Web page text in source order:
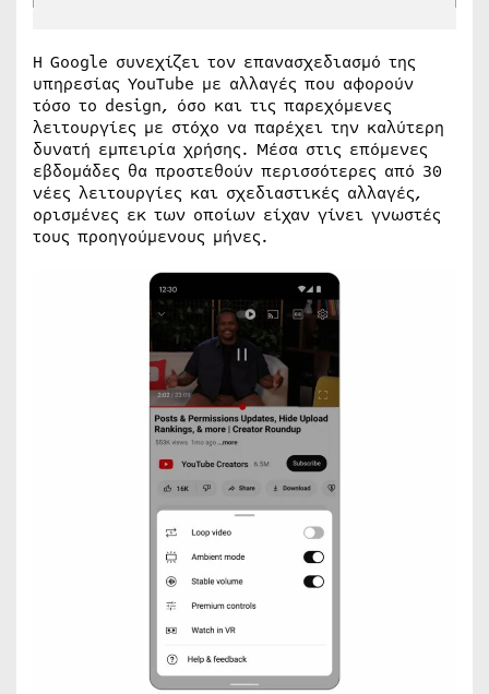
Η Google συνεχίζει τον επανασχεδιασμό της
υπηρεσίας YouTube με αλλαγές που αφορούν
τόσο το design, όσο και τις παρεχόμενες
λειτουργίες με στόχο να παρέχει την καλύτερη
δυνατή εμπειρία χρήσης. Μέσα στις επόμενες
εβδομάδες θα προστεθούν περισσότερες από 30
νέες λειτουργίες και σχεδιαστικές αλλαγές,
ορισμένες εκ των οποίων είχαν γίνει γνωστές
τους προηγούμενους μήνες.